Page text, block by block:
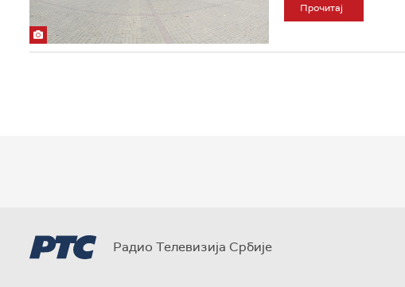
Прочитај
Радио Телевизија Србије